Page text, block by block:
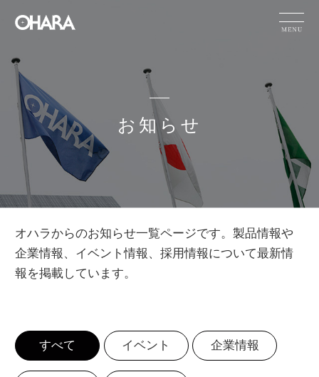
製品情報
力
企業情報
サステナビリテ
ィ
お知らせ
採用情報
お問い合わせ
お知らせ
HOME お知らせ
オハラからのお知らせ一覧ページです。製品情報や
企業情報、イベント情報、採用情報について最新情
報を掲載しています。
すべて イベント 企業情報